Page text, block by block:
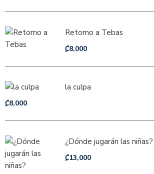
Retorno a Tebas
₡8,000
la culpa
₡8,000
¿Dónde jugarán las niñas?
₡13,000